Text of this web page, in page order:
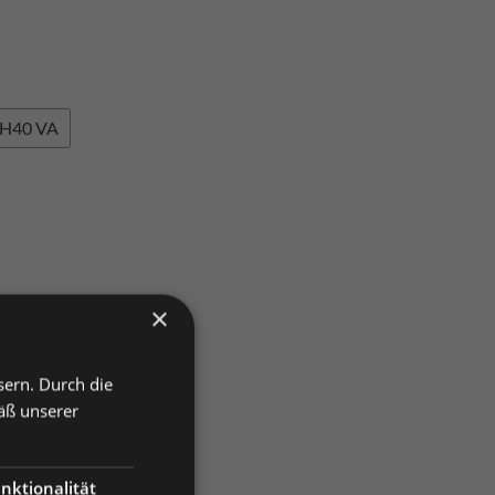
H40 VA
138
×
Durch die
unserer